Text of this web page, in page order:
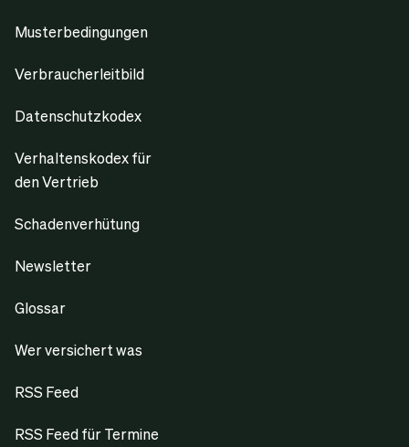
Musterbedingungen
Verbraucherleitbild
Datenschutzkodex
Verhaltenskodex für
den Vertrieb
Schadenverhütung
Newsletter
Glossar
Wer versichert was
RSS Feed
RSS Feed für Termine